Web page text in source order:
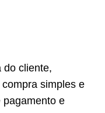
do cliente,
simples e
pagamento e